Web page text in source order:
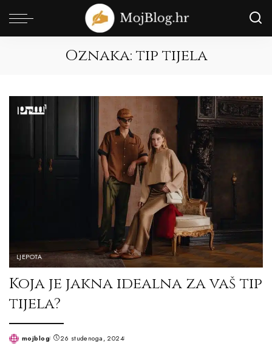
Oznaka: tip tijela
LJEPOTA
Koja je jakna idealna za vaš tip
tijela?
Postedmojblog 26 studenoga, 2024